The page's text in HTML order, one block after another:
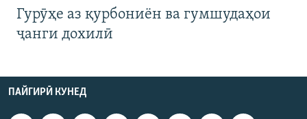
Гурӯҳе аз қурбониён ва гумшудаҳои
ҷанги дохилӣ
ПАЙГИРӢ КУНЕД